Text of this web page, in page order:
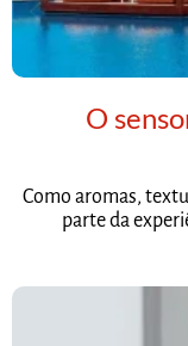
O
Como aromas,
parte da